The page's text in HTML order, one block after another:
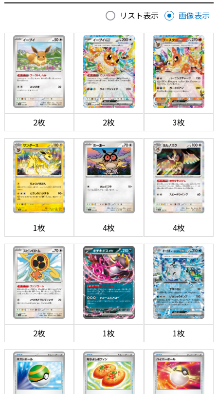
リスト表示 画像表示
2枚 2枚 3枚
1枚 4枚 4枚
2枚 1枚 1枚